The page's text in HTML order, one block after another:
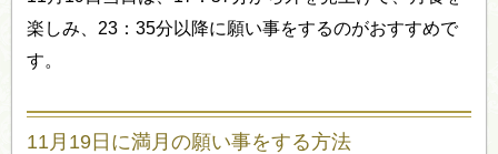
楽しみ、23：35分以降に願い事をするのがおすすめで
す。
11月19日に満月の願い事をする方法